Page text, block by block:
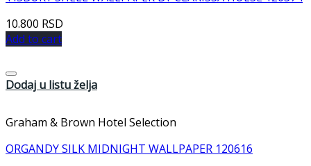
10.800 RSD
Add to cart
Dodaj u listu želja
Graham & Brown Hotel Selection
ORGANDY SILK MIDNIGHT WALLPAPER 120616